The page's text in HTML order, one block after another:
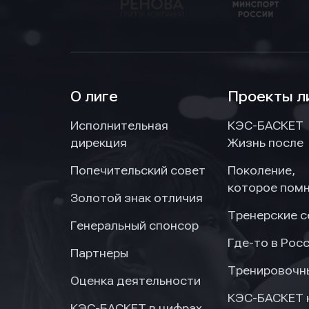
О лиге
Исполнительная
дирекция
Попечительский совет
Золотой знак отличия
Генеральный спонсор
Партнеры
Оценка деятельности
Проекты
КЭС-БАСКЕТ
Жизнь после
Поколение,
которое
Тренерские
Где-то в
КЭС-БАСКЕТ